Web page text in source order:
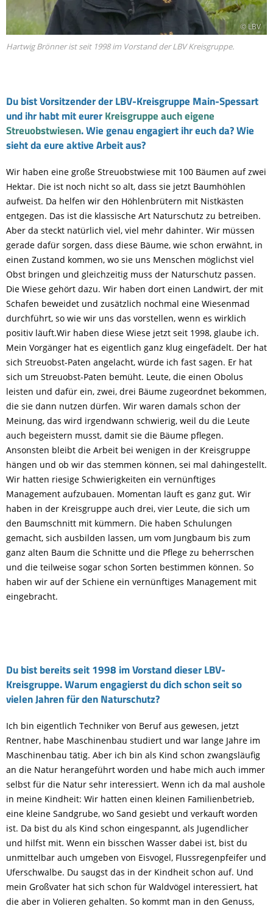
© LBV
Hartwig Brönner ist seit 1998 im Vorstand der LBV Kreisgruppe.
Du bist Vorsitzender der LBV-Kreisgruppe Main-Spessart
und ihr habt mit eurerKreisgruppe auch eigene
Streuobstwiesen. Wie genau engagiert ihr euch da? Wie
sieht da eure aktive Arbeit aus?
Wir haben eine große Streuobstwiese mit 100 Bäumen auf zwei
Hektar. Die ist noch nicht so alt, dass sie jetzt Baumhöhlen
aufweist. Da helfen wir den Höhlenbrütern mit Nistkästen
entgegen. Das ist die klassische Art Naturschutz zu betreiben.
Aber da steckt natürlich viel, viel mehr dahinter. Wir müssen
gerade dafür sorgen, dass diese Bäume, wie schon erwähnt, in
einen Zustand kommen, wo sie uns Menschen möglichst viel
Obst bringen und gleichzeitig muss der Naturschutz passen.
Die Wiese gehört dazu. Wir haben dort einen Landwirt, der mit
Schafen beweidet und zusätzlich nochmal eine Wiesenmad
durchführt, so wie wir uns das vorstellen, wenn es wirklich
positiv läuft.Wir haben diese Wiese jetzt seit 1998, glaube ich.
Mein Vorgänger hat es eigentlich ganz klug eingefädelt. Der hat
sich Streuobst-Paten angelacht, würde ich fast sagen. Er hat
sich um Streuobst-Paten bemüht. Leute, die einen Obolus
leisten und dafür ein, zwei, drei Bäume zugeordnet bekommen,
die sie dann nutzen dürfen. Wir waren damals schon der
Meinung, das wird irgendwann schwierig, weil du die Leute
auch begeistern musst, damit sie die Bäume pflegen.
Ansonsten bleibt die Arbeit bei wenigen in der Kreisgruppe
hängen und ob wir das stemmen können, sei mal dahingestellt.
Wir hatten riesige Schwierigkeiten ein vernünftiges
Management aufzubauen. Momentan läuft es ganz gut. Wir
haben in der Kreisgruppe auch drei, vier Leute, die sich um
den Baumschnitt mit kümmern. Die haben Schulungen
gemacht, sich ausbilden lassen, um vom Jungbaum bis zum
ganz alten Baum die Schnitte und die Pflege zu beherrschen
und die teilweise sogar schon Sorten bestimmen können. So
haben wir auf der Schiene ein vernünftiges Management mit
eingebracht.
Du bist bereits seit 1998 im Vorstand dieser LBV-
Kreisgruppe. Warum engagierst du dich schon seit so
vielen Jahren für den Naturschutz?
Ich bin eigentlich Techniker von Beruf aus gewesen, jetzt
Rentner, habe Maschinenbau studiert und war lange Jahre im
Maschinenbau tätig. Aber ich bin als Kind schon zwangsläufig
an die Natur herangeführt worden und habe mich auch immer
selbst für die Natur sehr interessiert. Wenn ich da mal aushole
in meine Kindheit: Wir hatten einen kleinen Familienbetrieb,
eine kleine Sandgrube, wo Sand gesiebt und verkauft worden
ist. Da bist du als Kind schon eingespannt, als Jugendlicher
und hilfst mit. Wenn ein bisschen Wasser dabei ist, bist du
unmittelbar auch umgeben von Eisvogel, Flussregenpfeifer und
Uferschwalbe. Du saugst das in der Kindheit schon auf. Und
mein Großvater hat sich schon für Waldvögel interessiert, hat
die aber in Volieren gehalten. So kommt man in den Genuss,